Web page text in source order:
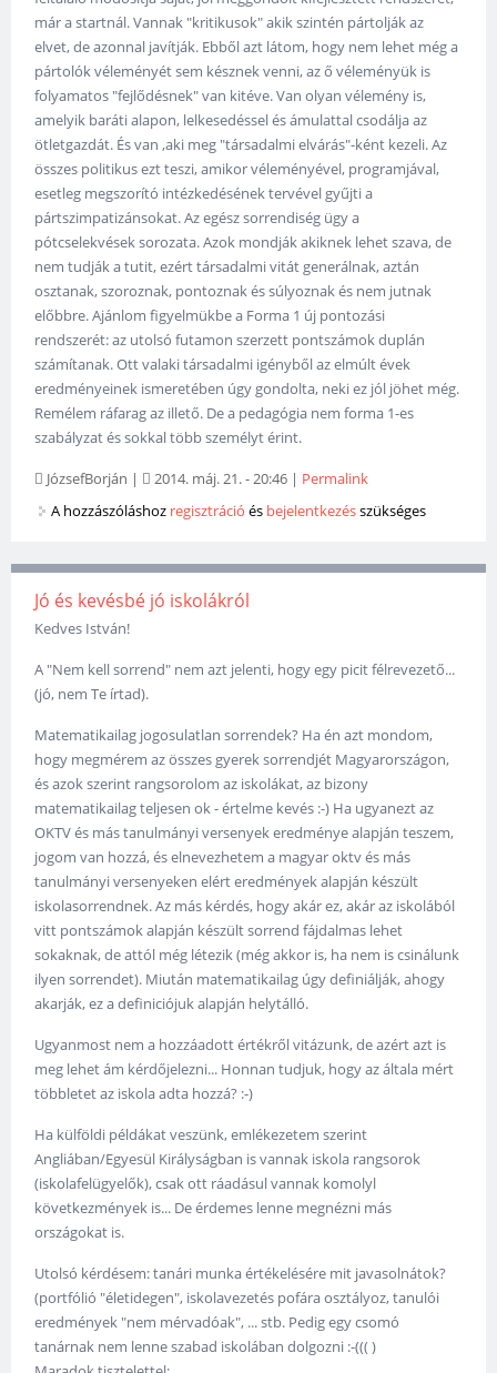
már a startnál. Vannak "kritikusok" akik szintén pártolják az
elvet, de azonnal javítják. Ebből azt látom, hogy nem lehet még a
pártolók véleményét sem késznek venni, az ő véleményük is
folyamatos "fejlődésnek" van kitéve. Van olyan vélemény is,
amelyik baráti alapon, lelkesedéssel és ámulattal csodálja az
ötletgazdát. És van ,aki meg "társadalmi elvárás"-ként kezeli. Az
összes politikus ezt teszi, amikor véleményével, programjával,
esetleg megszorító intézkedésének tervével gyűjti a
pártszimpatizánsokat. Az egész sorrendiség ügy a
pótcselekvések sorozata. Azok mondják akiknek lehet szava, de
nem tudják a tutit, ezért társadalmi vitát generálnak, aztán
osztanak, szoroznak, pontoznak és súlyoznak és nem jutnak
előbbre. Ajánlom figyelmükbe a Forma 1 új pontozási
rendszerét: az utolsó futamon szerzett pontszámok duplán
számítanak. Ott valaki társadalmi igényből az elmúlt évek
eredményeinek ismeretében úgy gondolta, neki ez jól jöhet még.
Remélem ráfarag az illető. De a pedagógia nem forma 1-es
szabályzat és sokkal több személyt érint.
JózsefBorján | 2014. máj. 21. - 20:46 | Permalink
A hozzászóláshoz regisztráció és bejelentkezésszükséges
Jó és kevésbé jó iskolákról
Kedves István!
A "Nem kell sorrend" nem azt jelenti, hogy egy picit félrevezető...
(jó, nem Te írtad).
Matematikailag jogosulatlan sorrendek? Ha én azt mondom,
hogy megmérem az összes gyerek sorrendjét Magyarországon,
és azok szerint rangsorolom az iskolákat, az bizony
matematikailag teljesen ok - értelme kevés :-) Ha ugyanezt az
OKTV és más tanulmányi versenyek eredménye alapján teszem,
jogom van hozzá, és elnevezhetem a magyar oktv és más
tanulmányi versenyeken elért eredmények alapján készült
iskolasorrendnek. Az más kérdés, hogy akár ez, akár az iskolából
vitt pontszámok alapján készült sorrend fájdalmas lehet
sokaknak, de attól még létezik (még akkor is, ha nem is csinálunk
ilyen sorrendet). Miután matematikailag úgy definiálják, ahogy
akarják, ez a definiciójuk alapján helytálló.
Ugyanmost nem a hozzáadott értékről vitázunk, de azért azt is
meg lehet ám kérdőjelezni... Honnan tudjuk, hogy az általa mért
többletet az iskola adta hozzá? :-)
Ha külföldi példákat veszünk, emlékezetem szerint
Angliában/Egyesül Királyságban is vannak iskola rangsorok
(iskolafelügyelők), csak ott ráadásul vannak komolyl
következmények is... De érdemes lenne megnézni más
országokat is.
Utolsó kérdésem: tanári munka értékelésére mit javasolnátok?
(portfólió "életidegen", iskolavezetés pofára osztályoz, tanulói
eredmények "nem mérvadóak", ... stb. Pedig egy csomó
tanárnak nem lenne szabad iskolában dolgozni :-((( )